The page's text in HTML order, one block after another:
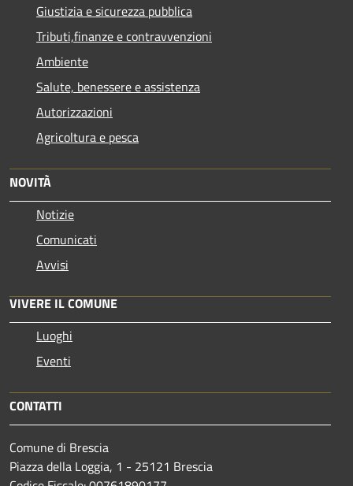
Giustizia e sicurezza pubblica
Tributi,finanze e contravvenzioni
Ambiente
Salute, benessere e assistenza
Autorizzazioni
Agricoltura e pesca
NOVITÀ
Notizie
Comunicati
Avvisi
VIVERE IL COMUNE
Luoghi
Eventi
CONTATTI
Comune di Brescia
Piazza della Loggia, 1 - 25121 Brescia